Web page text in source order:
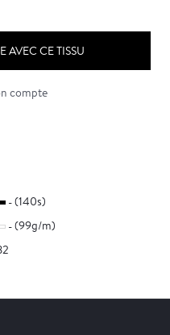
AVEC CE TISSU
compte
(140s)
(99g/m)